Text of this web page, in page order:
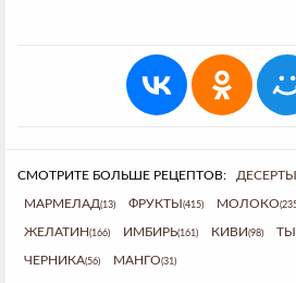
СМОТРИТЕ БОЛЬШЕ РЕЦЕПТОВ:
МАРМЕЛАД (13) ФРУКТЫ (415) МОЛОКО
ЖЕЛАТИН (166) ИМБИРЬ(161) КИВИ (98)
ЧЕРНИКА(56) МАНГО(31)